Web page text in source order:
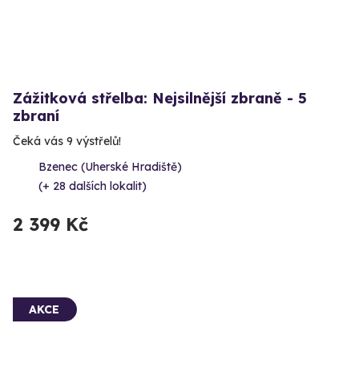
Zážitková střelba: Nejsilnější zbraně - 5
zbraní
Čeká vás 9 výstřelů!
Bzenec (Uherské Hradiště)
(+ 28 dalších lokalit)
2 399 Kč
AKCE